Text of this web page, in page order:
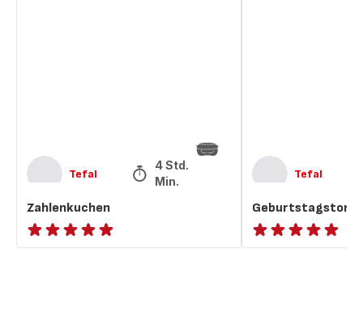
Tefal
4 Std. 42
Min.
Zahlenkuchen
ratings.NaN
Tefal
ratings.NaN